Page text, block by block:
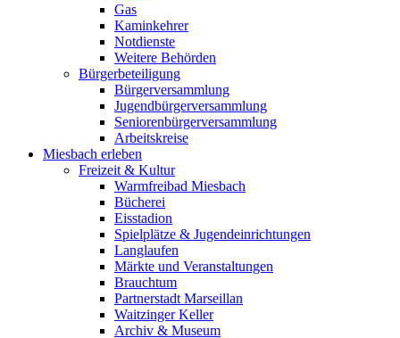
Gas
Kaminkehrer
Notdienste
Weitere Behörden
Bürgerbeteiligung
Bürgerversammlung
Jugendbürgerversammlung
Seniorenbürgerversammlung
Arbeitskreise
Miesbach erleben
Freizeit & Kultur
Warmfreibad Miesbach
Bücherei
Eisstadion
Spielplätze & Jugendeinrichtungen
Langlaufen
Märkte und Veranstaltungen
Brauchtum
Partnerstadt Marseillan
Waitzinger Keller
Archiv & Museum